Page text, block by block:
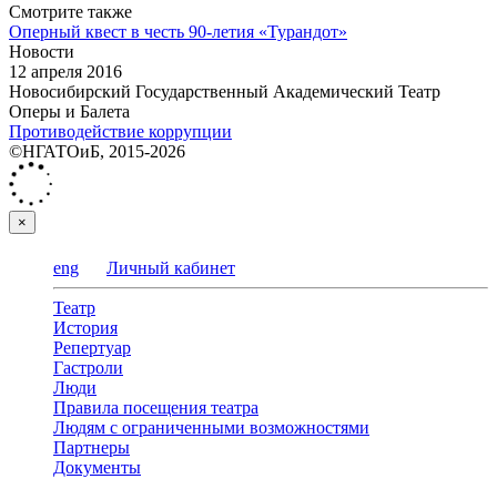
Смотрите также
Оперный квест в честь 90-летия «Турандот»
Новости
12 апреля 2016
Новосибирский Государственный Академический Театр
Оперы и Балета
Противодействие коррупции
©НГАТОиБ, 2015-2026
×
eng Личный кабинет
Театр
История
Репертуар
Гастроли
Люди
Правила посещения театра
Людям с ограниченными возможностями
Партнеры
Документы